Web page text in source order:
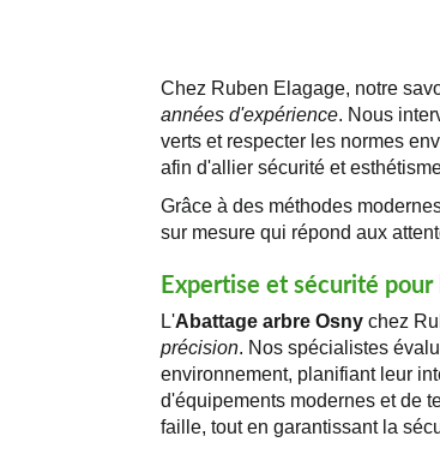
Chez Ruben Elagage, notre
années d'expérience. Nous
verts et respecter les normes
afin d'allier sécurité et
Grâce à des méthodes
sur mesure qui répond aux
Expertise et sécurité
L'Abattage arbre Osny chez
précision. Nos spécialistes
environnement, planifiant leur
d'équipements modernes et de
faille, tout en garantissant la